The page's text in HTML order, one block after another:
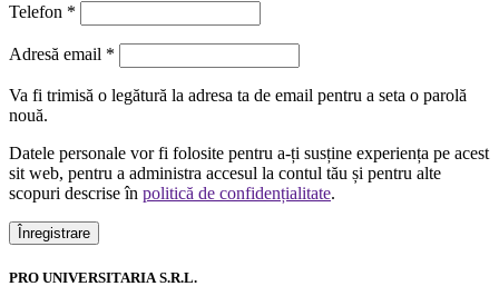
Telefon *
Adresă email *
Va fi trimisă o legătură la adresa ta de email pentru a seta o parolă
nouă.
Datele personale vor fi folosite pentru a-ți susține experiența pe acest
sit web, pentru a administra accesul la contul tău și pentru alte
scopuri descrise în politică de confidențialitate.
Înregistrare
PRO UNIVERSITARIA S.R.L.